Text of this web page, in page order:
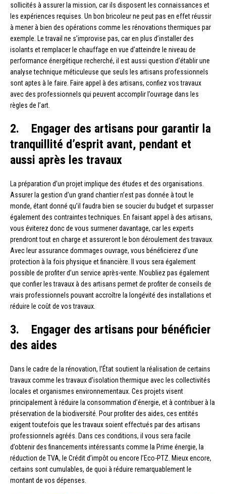
sollicités à assurer la mission, car ils disposent les connaissances et
les expériences requises. Un bon bricoleur ne peut pas en effet réussir
à mener à bien des opérations comme les rénovations thermiques par
exemple. Le travail ne s’improvise pas, car en plus d’installer des
isolants et remplacer le chauffage en vue d’atteindre le niveau de
performance énergétique recherché, il est aussi question d’établir une
analyse technique méticuleuse que seuls les artisans professionnels
sont aptes à le faire. Faire appel à des artisans, confiez vos travaux
avec des professionnels qui peuvent accomplir l’ouvrage dans les
règles de l’art.
2. Engager des artisans pour garantir la
tranquillité d’esprit avant, pendant et
aussi après les travaux
La préparation d’un projet implique des études et des organisations.
Assurer la gestion d’un grand chantier n’est pas donnée à tout le
monde, étant donné qu’il faudra bien se soucier du budget et surpasser
également des contraintes techniques. En faisant appel à des artisans,
vous éviterez donc de vous surmener davantage, car les experts
prendront tout en charge et assureront le bon déroulement des travaux.
Avec leur assurance dommages ouvrage, vous bénéficierez d’une
protection à la fois physique et financière. Il vous sera également
possible de profiter d’un service après-vente. N’oubliez pas également
que confier les travaux à des artisans permet de profiter de conseils de
vrais professionnels pouvant accroître la longévité des installations et
réduire le coût de vos travaux.
3. Engager des artisans pour bénéficier
des aides
Dans le cadre de la rénovation, l’État soutient la réalisation de certains
travaux comme les travaux d’isolation thermique avec les collectivités
locales et organismes environnementaux. Ces projets visent
principalement à réduire la consommation d’énergie, et à contribuer à la
préservation de la biodiversité. Pour profiter des aides, ces entités
exigent toutefois que les travaux soient effectués par des artisans
professionnels agréés. Dans ces conditions, il vous sera facile
d’obtenir des financements intéressants comme la Prime énergie, la
réduction de TVA, le Crédit d’impôt ou encore l’Eco-PTZ. Mieux encore,
certains sont cumulables, de quoi à réduire remarquablement le
montant de vos dépenses.